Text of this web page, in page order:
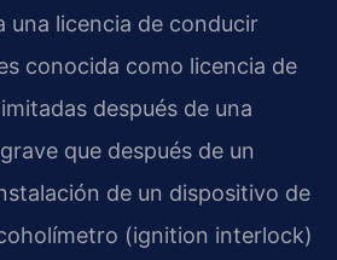
una licencia de conducir
conocida como licencia de
después de una
que después de un
de un dispositivo de
(ignition interlock)